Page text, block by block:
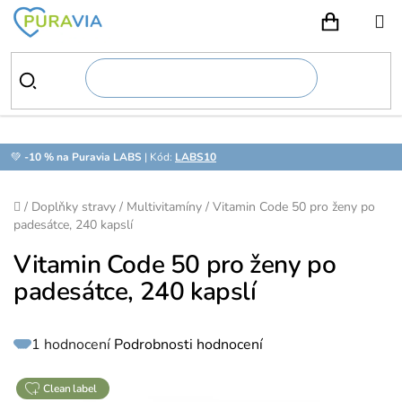
Přejít
obsah
💚 -10 % na Puravia LABS | Kód: LABS10
Domů
/ Doplňky stravy / Multivitamíny / Vitamin Code 50 pro ženy po
padesátce, 240 kapslí
Vitamin Code 50 pro ženy po
padesátce, 240 kapslí
Průměrné
hodnocení
5,0
z
1 hodnocení Podrobnosti hodnocení
clean label